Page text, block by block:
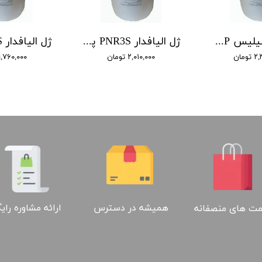
۱,۷۶۰,۰۰۰
ژل الیافدار PNR3S پنتا
۲,۰۱۰,۰۰۰ تومان
ژل میکروسیلیس PNR4P پنتا
های منصفانه همیشه در دسترس ارائه مشاوره